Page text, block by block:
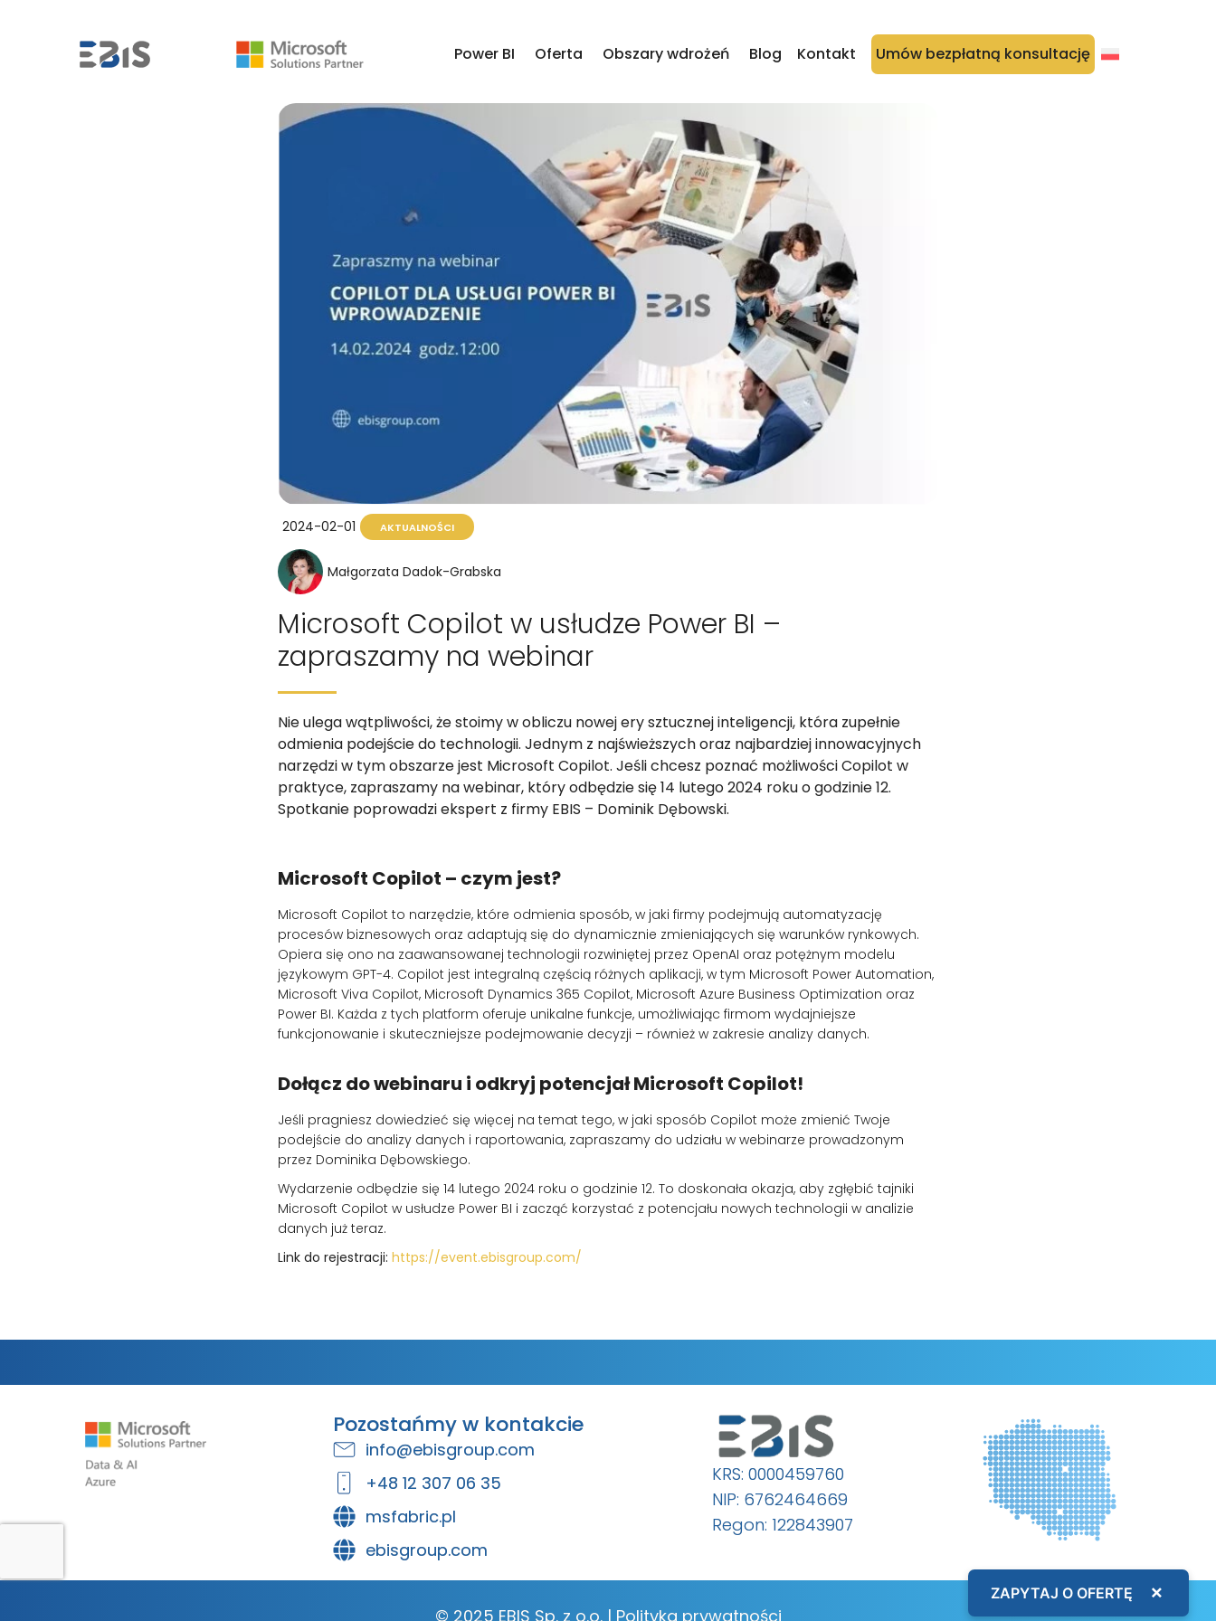
Power BI Oferta Obszary wdrożeń Blog Kontakt Umów bezpłatną konsultację
AKTUALNOŚCI
2024-02-01 AKTUALNOŚCI
Małgorzata Dadok-Grabska
Microsoft Copilot w usłudze Power BI –
zapraszamy na webinar
Nie ulega wątpliwości, że stoimy w obliczu nowej ery sztucznej inteligencji, która zupełnie
odmienia podejście do technologii. Jednym z najświeższych oraz najbardziej innowacyjnych
narzędzi w tym obszarze jest Microsoft Copilot. Jeśli chcesz poznać możliwości Copilot w
praktyce, zapraszamy na webinar, który odbędzie się 14 lutego 2024 roku o godzinie 12.
Spotkanie poprowadzi ekspert z firmy EBIS – Dominik Dębowski.
Microsoft Copilot – czym jest?
Microsoft Copilot to narzędzie, które odmienia sposób, w jaki firmy podejmują automatyzację
procesów biznesowych oraz adaptują się do dynamicznie zmieniających się warunków rynkowych.
Opiera się ono na zaawansowanej technologii rozwiniętej przez OpenAI oraz potężnym modelu
językowym GPT-4. Copilot jest integralną częścią różnych aplikacji, w tym Microsoft Power Automation,
Microsoft Viva Copilot, Microsoft Dynamics 365 Copilot, Microsoft Azure Business Optimization oraz
Power BI. Każda z tych platform oferuje unikalne funkcje, umożliwiając firmom wydajniejsze
funkcjonowanie i skuteczniejsze podejmowanie decyzji – również w zakresie analizy danych.
Dołącz do webinaru i odkryj potencjał Microsoft Copilot!
Jeśli pragniesz dowiedzieć się więcej na temat tego, w jaki sposób Copilot może zmienić Twoje
podejście do analizy danych i raportowania, zapraszamy do udziału w webinarze prowadzonym
przez Dominika Dębowskiego.
Wydarzenie odbędzie się 14 lutego 2024 roku o godzinie 12. To doskonała okazja, aby zgłębić tajniki
Microsoft Copilot w usłudze Power BI i zacząć korzystać z potencjału nowych technologii w analizie
danych już teraz.
Link do rejestracji: https://event.ebisgroup.com/
Pozostańmy w kontakcie
info@ebisgroup.com
+48 12 307 06 35
msfabric.pl
ebisgroup.com
KRS: 0000459760
NIP: 6762464669
Regon: 122843907
© 2025 EBIS Sp. z o.o. | Polityka prywatności
ZAPYTAJ O OFERTĘ ×